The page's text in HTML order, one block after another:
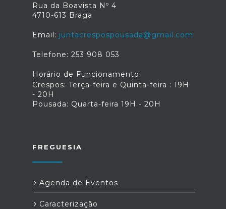
Rua da Boavista Nº 4
4710-613 Braga
Email: juntacrespospousada@gmail.com
Telefone: 253 908 053
Horário de Funcionamento:
Crespos: Terça-feira e Quinta-feira : 19H
- 20H
Pousada: Quarta-feira 19H - 20H
FREGUESIA
Agenda de Eventos
Caracterização